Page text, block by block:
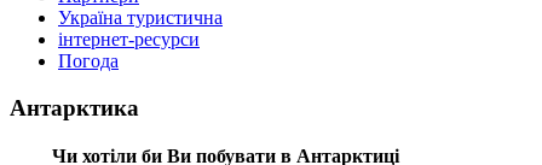
Україна туристична
інтернет-ресурси
Погода
Антарктика
Чи хотіли би Ви побувати в Антарктиці